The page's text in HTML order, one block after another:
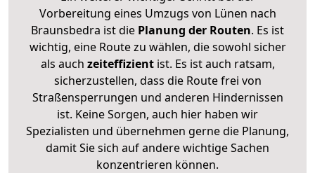
Vorbereitung eines Umzugs von Lünen nach
Braunsbedra ist die Planung der Routen. Es ist
wichtig, eine Route zu wählen, die sowohl sicher
als auch zeiteffizientist. Es ist auch ratsam,
sicherzustellen, dass die Route frei von
Straßensperrungen und anderen Hindernissen
ist. Keine Sorgen, auch hier haben wir
Spezialisten und übernehmen gerne die Planung,
damit Sie sich auf andere wichtige Sachen
konzentrieren können.